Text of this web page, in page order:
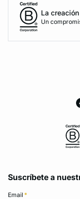
La
Un
Suscríbete a
Email *